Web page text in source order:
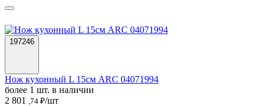
197246
Нож кухонный L 15см ARC 04071994
более 1 шт. в наличии
2 801
,74 ₽/шт